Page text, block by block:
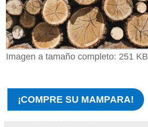
Imagen a tamaño completo: 251 KB
¡COMPRE SU MAMPARA!